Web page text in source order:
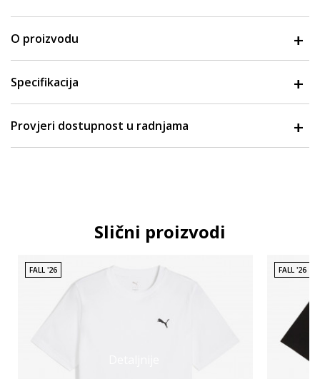
O proizvodu
Specifikacija
Provjeri dostupnost u radnjama
Slični proizvodi
FALL '26 FALL '26